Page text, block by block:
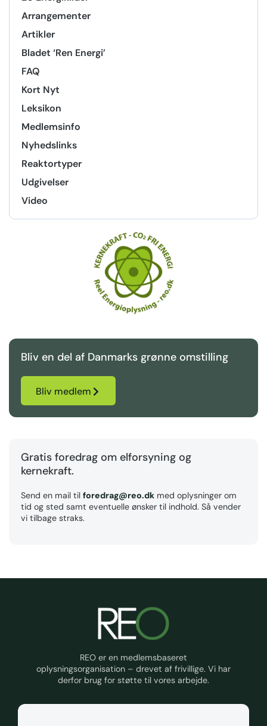
Arrangementer
Artikler
Bladet ‘Ren Energi’
FAQ
Kort Nyt
Leksikon
Medlemsinfo
Nyhedslinks
Reaktortyper
Udgivelser
Video
Bliv en del af Danmarks grønne omstilling
Bliv medlem
Gratis foredrag om elforsyning og
kernekraft.
Send en mail til foredrag@reo.dk med oplysninger om
tid og sted samt eventuelle ønsker til indhold. Så vender
vi tilbage straks.
REO er en medlemsbaseret
oplysningsorganisation – drevet af frivillige. Vi har
derfor brug for støtte til vores arbejde.